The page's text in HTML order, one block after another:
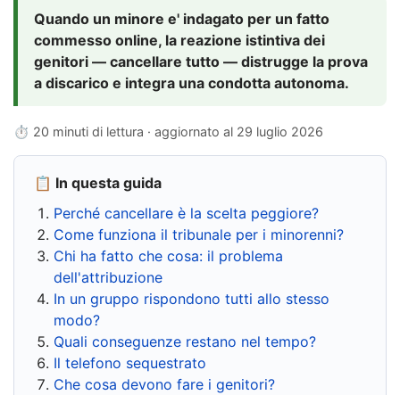
Quando un minore e' indagato per un fatto
commesso online, la reazione istintiva dei
genitori — cancellare tutto — distrugge la prova
a discarico e integra una condotta autonoma.
⏱ 20 minuti di lettura · aggiornato al 29 luglio 2026
📋 In questa guida
Perché cancellare è la scelta peggiore?
Come funziona il tribunale per i minorenni?
Chi ha fatto che cosa: il problema
dell'attribuzione
In un gruppo rispondono tutti allo stesso
modo?
Quali conseguenze restano nel tempo?
Il telefono sequestrato
Che cosa devono fare i genitori?